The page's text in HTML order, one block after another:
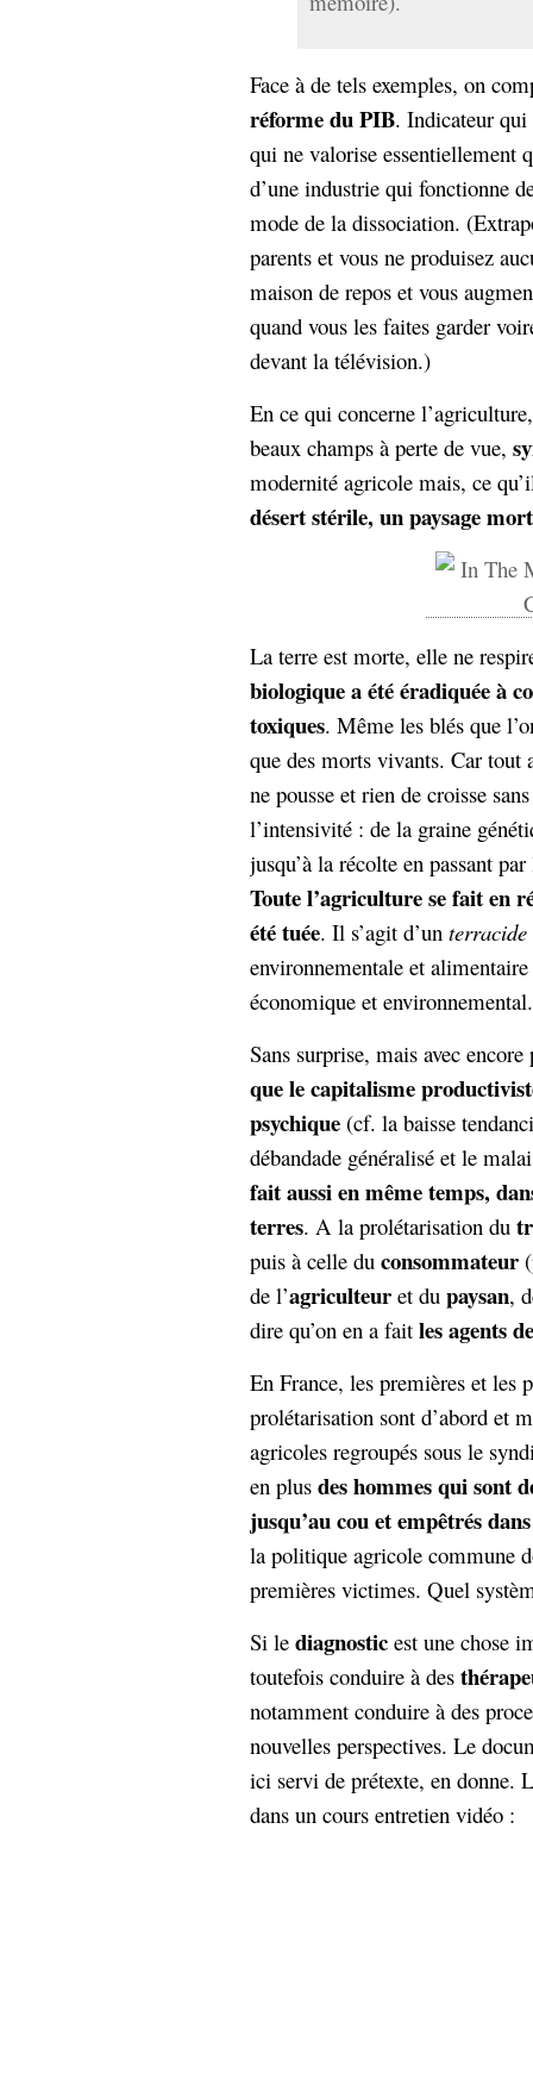
Face à de tels exemples, on
réforme du PIB. Indicateur qui
qui ne valorise essentiellement
d’une industrie qui fonctionne
mode de la dissociation.
parents et vous ne produisez
maison de repos et vous
quand vous les faites garder
devant la télévision.)
En ce qui concerne
beaux champs à perte de vue,
modernité agricole mais, ce
désert stérile, un paysage
La terre est morte, elle ne
biologique a été éradiquée à
toxiques. Même les blés que
que des morts vivants. Car tout
ne pousse et rien de croisse
l’intensivité : de la graine
jusqu’à la récolte en passant
Toute l’agriculture se fait en
été tuée. Il s’agit d’un terracide
environnementale et
économique et environnemental.
Sans surprise, mais avec
que le capitalisme
psychique (cf. la baisse
débandade généralisé et le
fait aussi en même temps,
terres. A la prolétarisation du
puis à celle du consommateur
de l’agriculteur et du paysan,
dire qu’on en a fait les agents
En France, les premières et les
prolétarisation sont d’abord et
agricoles regroupés sous le
en plus des hommes qui sont
jusqu’au cou et empêtrés
la politique agricole commune
premières victimes. Quel
Si le diagnostic est une chose
toutefois conduire à des
notamment conduire à des
nouvelles perspectives. Le
ici servi de prétexte, en donne.
dans un cours entretien vidéo :